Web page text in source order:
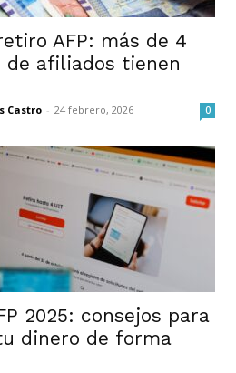
AFP: más de 4
de afiliados tienen
Castro - 24 febrero, 2026 0
2025: consejos para
dinero de forma